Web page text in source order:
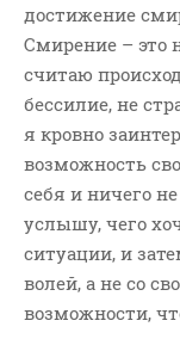
достижение
Смирение – это
считаю
бессилие, не
я кровно
возможность
себя и ничего
услышу, чего
ситуации, и
волей, а не со
возможности,